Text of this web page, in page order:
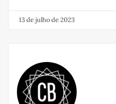
13 de julho de 2023